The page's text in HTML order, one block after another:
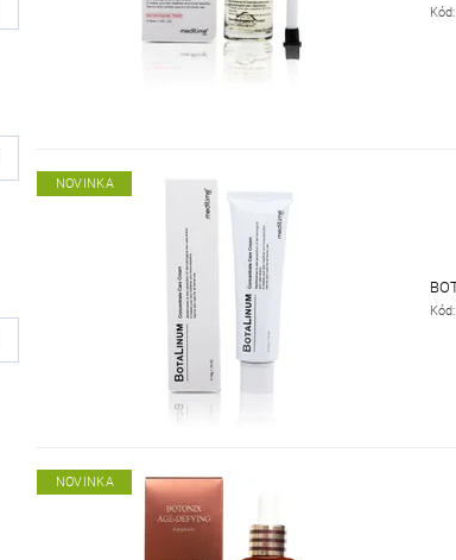
Kód:
NOVINKA
Kód:
NOVINKA